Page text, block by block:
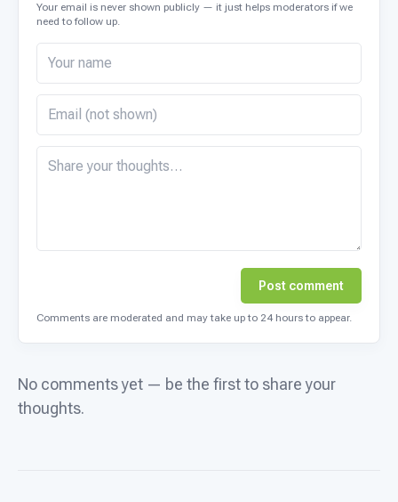
Your email is never shown publicly — it just helps moderators if we
need to follow up.
Post comment
Comments are moderated and may take up to 24 hours to appear.
No comments yet — be the first to share your
thoughts.